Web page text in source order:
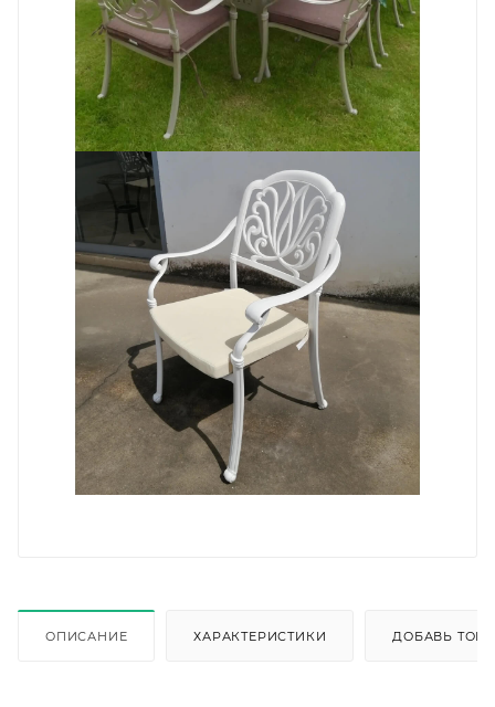
ОПИСАНИЕ ХАРАКТЕРИСТИКИ ДОБАВЬ